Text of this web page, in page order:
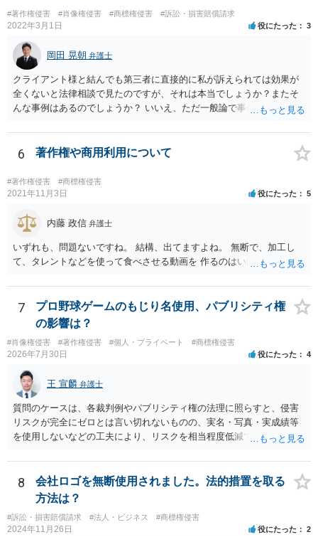
#著作権侵害 #肖像権侵害 #商標権侵害 #訴訟・損害賠償請求
2022年3月1日 役にたった 3
岡田 晃朝 弁護士
クライアント様と結んでも第三者に直接的に私が訴えられては効果が
全くないと法律相談で見たのですが、それは本当でしょうか？またそ
んな事例はあるのでしょうか？ いいえ、ただ一般論で事例は分かりま
6 著作権や商用利用について
#著作権侵害 #商標権侵害
2021年11月3日 役にたった 5
内藤 政信 弁護士
いずれも、問題ないですね。 結構、出てますよね。 無断で、加工し
て、タレントなどを使って食べさせる動画を 作るのはいけませんが。
7
プロ野球ゲームのもじり名使用、パブリシティ権
の影響は？
#肖像権侵害 #著作権侵害 #個人・プライベート #商標権侵害
2026年7月30日 役にたった 4
王 宣麟 弁護士
質問のケースは、各裁判例やパブリシティ権の法理に照らすと、侵害
リスクが完全にゼロとは言い切れないものの、実名・写真・実成績等
を使用しないなどの工夫により、リスクを相当程度低減できる設計に
推測できる」という点は、裁判で争われた場合に「専ら顧客吸引力の
利用を目的とする」と判断される余地を残すため、一定の注意が必要
です。 また、広告収益の有無は、侵害判断に一定の影響を与える可能
性がありますが、決定的要因ではありません。 パブリシティ権侵害の
成否は、主に「専ら顧客吸引力の利用を目的とするか」という点で判
8
会社ロゴを無断使用されました。法的措置を取る
方法は？
#訴訟・損害賠償請求 #法人・ビジネス #商標権侵害
2024年11月26日 役にたった 2